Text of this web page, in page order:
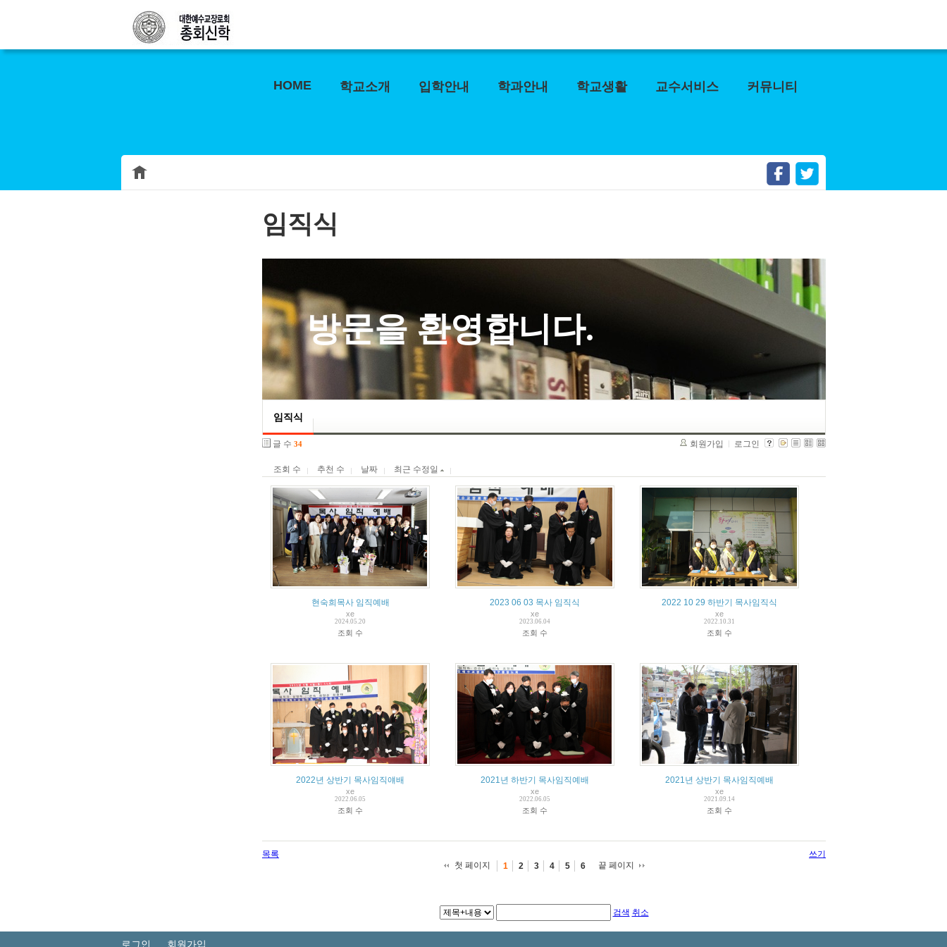
HOME 학교소개 입학안내 학과안내 학교생활 교수서비스 커뮤니티
임직식
     방문을 환영합니다.
임직식
글 수 34 회원가입 로그인
조회 수 추천 수 날짜 최근 수정일
현숙희목사 임직예배
xe
2024.05.20
조회 수
2023 06 03 목사 임직식
xe
2023.06.04
조회 수
2022 10 29 하반기 목사임직식
xe
2022.10.31
조회 수
2022년 상반기 목사임직얘배
xe
2022.06.05
조회 수
2021년 하반기 목사임직예배
xe
2022.06.05
조회 수
2021년 상반기 목사임직예배
xe
2021.09.14
조회 수
목록
쓰기
첫 페이지
1 2 3 4 5 6 끝 페이지
검색 취소
로그인 회원가입